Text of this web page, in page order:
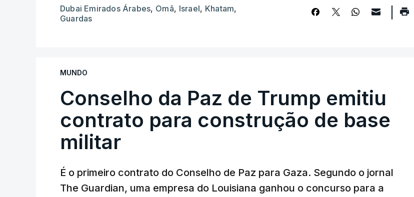
Dubai Emirados Árabes, Omã, Israel, Khatam,
Guardas
MUNDO
Conselho da Paz de Trump emitiu
contrato para construção de base
militar
É o primeiro contrato do Conselho de Paz para Gaza. Segundo o jornal
The Guardian, uma empresa do Louisiana ganhou o concurso para a